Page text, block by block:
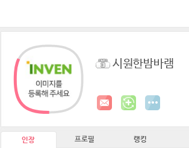
시원한밤바램
인장 프로필 랭킹